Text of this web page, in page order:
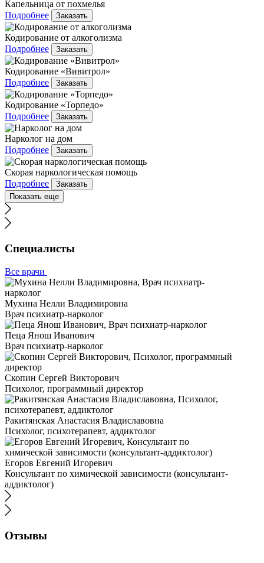
Капельница от похмелья
Подробнее
Заказать
Кодирование от алкоголизма
Подробнее
Заказать
Кодирование «Вивитрол»
Подробнее
Заказать
Кодирование «Торпедо»
Подробнее
Заказать
Нарколог на дом
Подробнее
Заказать
Скорая наркологическая помощь
Подробнее
Заказать
Показать еще
Специалисты
Все врачи
Мухина Нелли Владимировна
Врач психиатр-нарколог
Пеца Янош Иванович
Врач психиатр-нарколог
Скопин Сергей Викторович
Психолог, программный директор
Ракитянская Анастасия Владиславовна
Психолог, психотерапевт, аддиктолог
Егоров Евгений Игоревич
Консультант по химической зависимости (консультант-
аддиктолог)
Отзывы